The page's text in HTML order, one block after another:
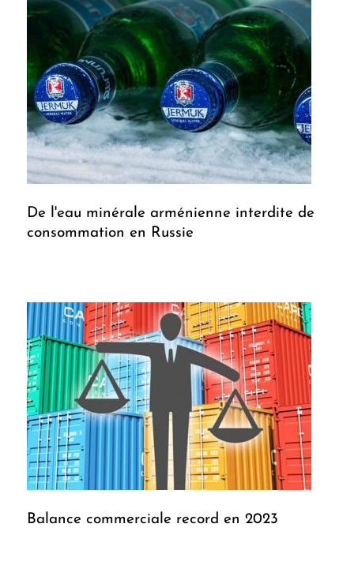
De l'eau minérale arménienne interdite de
consommation en Russie
Balance commerciale record en 2023